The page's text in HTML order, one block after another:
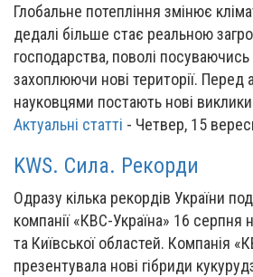
Глобальне потепління змінює
дедалі більше стає реальною
господарства, поволі посуваючись
захоплюючи нові території. Перед
науковцями постають нові
Актуальні статті - Четвер, 15
KWS. Сила. Рекорди
Одразу кілька рекордів України
компанії «КВС-Україна» 16 серпня
та Київської областей. Компанія
презентувала нові гібриди